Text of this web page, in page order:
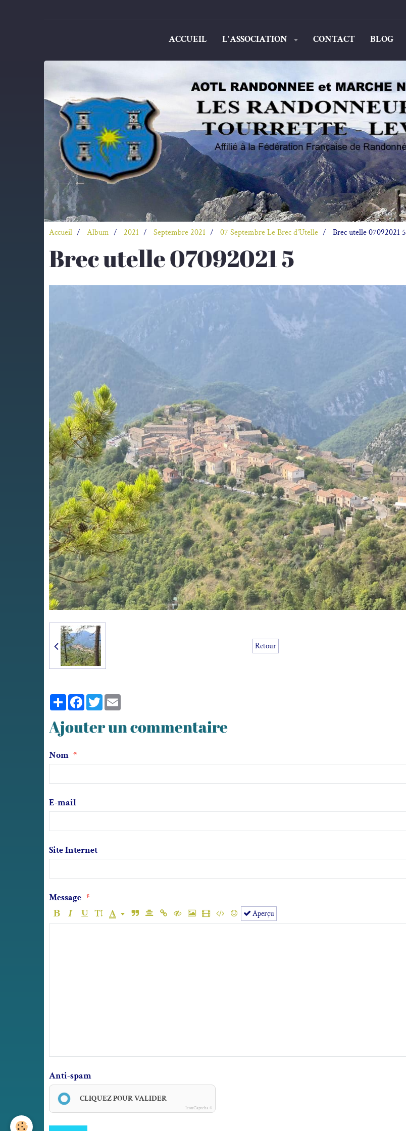
ACCUEIL L'ASSOCIATION CONTACT BLOG
Accueil Album 2021 Septembre 2021 07 Septembre Le Brec d'Utelle Brec utelle 07092021 5
Brec utelle 07092021 5
Retour
PartagerFacebook
Twitter
Ajouter un commentaire
Nom
E-mail
Site Internet
Message
Aperçu
Anti-spam
CLIQUEZ POUR VALIDER
IconCaptcha ©